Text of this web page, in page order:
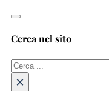
Cerca nel sito
Cerca
×